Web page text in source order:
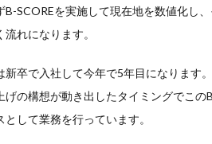
B-SCOREを実施して現在地を数値化し
流れになります。
新卒で入社して今年で5年目になります
げの構想が動き出したタイミングでこ
として業務を行っています。